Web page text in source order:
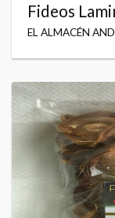
Fideos
EL ALMACÉN